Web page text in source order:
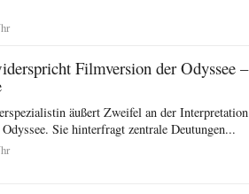
Filmversion der Odyssee –
äußert Zweifel an der Interpretation
Sie hinterfragt zentrale Deutungen...